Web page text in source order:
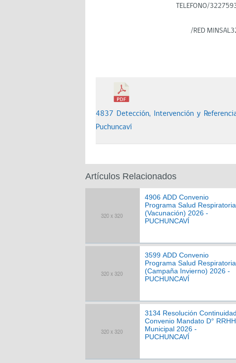
TELEFONO/
/RED
4837 Detección, Intervención y
Puchuncaví
Artículos Relacionados
4906 ADD Convenio
Programa Salud Respiratoria
(Vacunación) 2026 -
PUCHUNCAVÍ
3599 ADD Convenio
Programa Salud Respiratoria
(Campaña Invierno) 2026 -
PUCHUNCAVÍ
3134 Resolución Continuidad
Convenio Mandato D° RRHH
Municipal 2026 -
PUCHUNCAVÍ